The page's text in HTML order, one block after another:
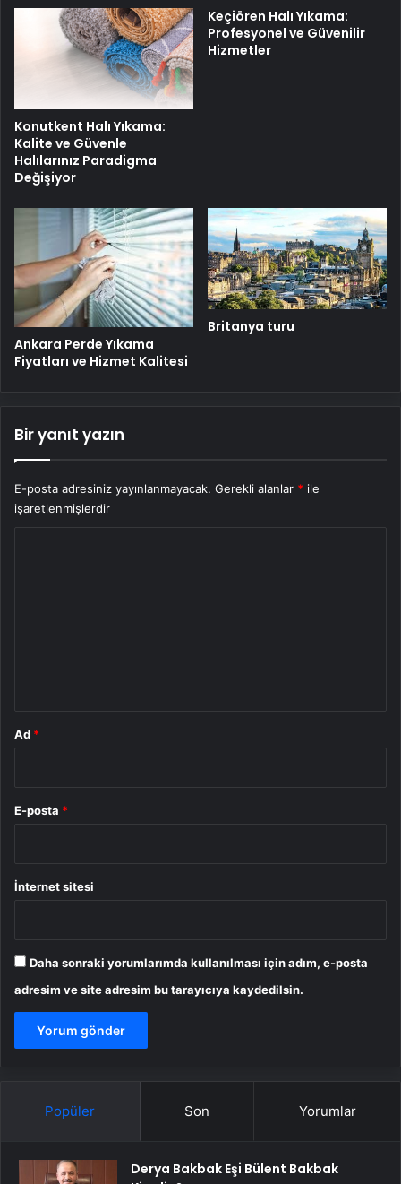
Konutkent Halı Yıkama:
Kalite ve Güvenle
Halılarınız Paradigma
Değişiyor
Keçiören Halı Yıkama:
Profesyonel ve Güvenilir
Hizmetler
Ankara Perde Yıkama
Fiyatları ve Hizmet Kalitesi
Britanya turu
Bir yanıt yazın
E-posta adresiniz yayınlanmayacak. Gerekli alanlar * ile
işaretlenmişlerdir
Ad *
E-posta *
İnternet sitesi
Daha sonraki yorumlarımda kullanılması için adım, e-posta
adresim ve site adresim bu tarayıcıya kaydedilsin.
Popüler Son Yorumlar
Derya Bakbak Eşi Bülent Bakbak